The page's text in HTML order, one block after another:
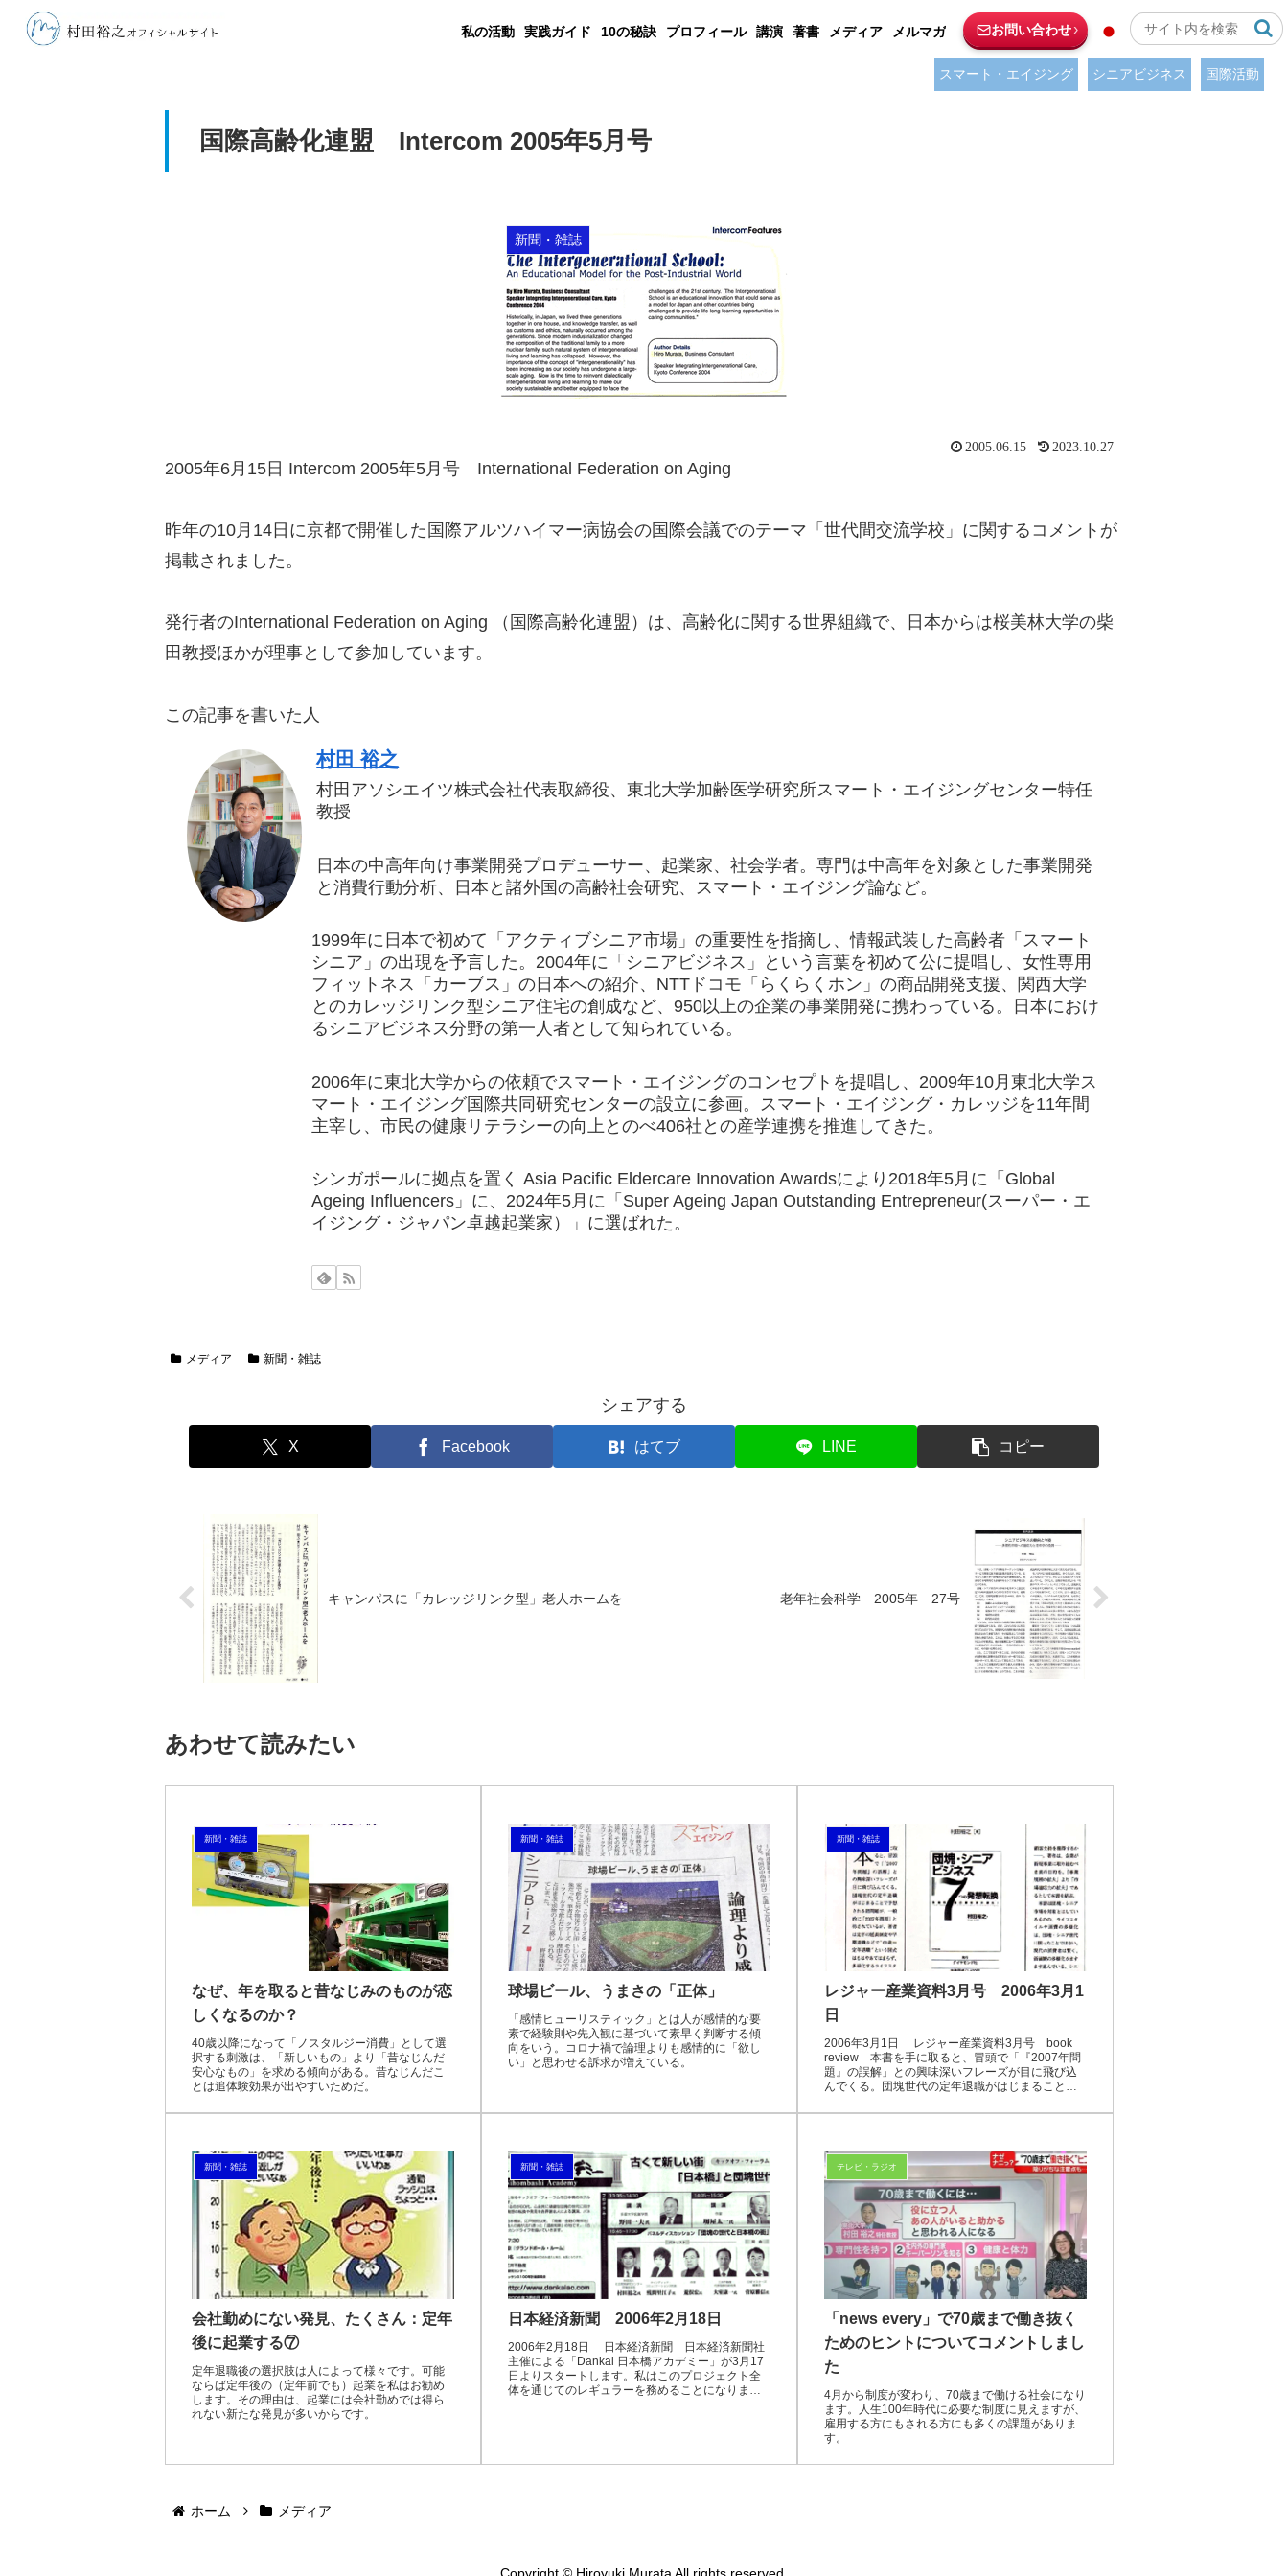
私の活動 実践ガイド 10の秘訣 プロフィール 講演 著書 メディア メルマガ お問い合わせ
スマート・エイジング シニアビジネス 国際活動
国際高齢化連盟 Intercom 2005年5月号
新聞・雑誌
2005.06.15 2023.10.27
2005年6月15日 Intercom 2005年5月号 International Federation on Aging
昨年の10月14日に京都で開催した国際アルツハイマー病協会の国際会議でのテーマ「世代間交流学校」に関するコメントが
掲載されました。
発行者のInternational Federation on Aging （国際高齢化連盟）は、高齢化に関する世界組織で、日本からは桜美林大学の柴
田教授ほかが理事として参加しています。
この記事を書いた人
村田 裕之
村田アソシエイツ株式会社代表取締役、東北大学加齢医学研究所スマート・エイジングセンター特任
教授
日本の中高年向け事業開発プロデューサー、起業家、社会学者。専門は中高年を対象とした事業開発
と消費行動分析、日本と諸外国の高齢社会研究、スマート・エイジング論など。
1999年に日本で初めて「アクティブシニア市場」の重要性を指摘し、情報武装した高齢者「スマート
シニア」の出現を予言した。2004年に「シニアビジネス」という言葉を初めて公に提唱し、女性専用
フィットネス「カーブス」の日本への紹介、NTTドコモ「らくらくホン」の商品開発支援、関西大学
とのカレッジリンク型シニア住宅の創成など、950以上の企業の事業開発に携わっている。日本におけ
るシニアビジネス分野の第一人者として知られている。
2006年に東北大学からの依頼でスマート・エイジングのコンセプトを提唱し、2009年10月東北大学ス
マート・エイジング国際共同研究センターの設立に参画。スマート・エイジング・カレッジを11年間
主宰し、市民の健康リテラシーの向上とのべ406社との産学連携を推進してきた。
シンガポールに拠点を置く Asia Pacific Eldercare Innovation Awardsにより2018年5月に「Global
Ageing Influencers」に、2024年5月に「Super Ageing Japan Outstanding Entrepreneur(スーパー・エ
イジング・ジャパン卓越起業家）」に選ばれた。
メディア 新聞・雑誌
シェアする
X Facebook はてブ LINE コピー
キャンパスに「カレッジリンク型」老人ホームを 老年社会科学 2005年 27号
あわせて読みたい
新聞・雑誌
なぜ、年を取ると昔なじみのものが恋
しくなるのか？
40歳以降になって「ノスタルジー消費」として選
択する刺激は、「新しいもの」より「昔なじんだ
安心なもの」を求める傾向がある。昔なじんだこ
とは追体験効果が出やすいためだ。
新聞・雑誌
球場ビール、うまさの「正体」
「感情ヒューリスティック」とは人が感情的な要
素で経験則や先入観に基づいて素早く判断する傾
向をいう。コロナ禍で論理よりも感情的に「欲し
い」と思わせる訴求が増えている。
新聞・雑誌
レジャー産業資料3月号 2006年3月1
日
2006年3月1日 レジャー産業資料3月号 book
review 本書を手に取ると、冒頭で「『2007年問
題』の誤解」との興味深いフレーズが目に飛び込
んでくる。団塊世代の定年退職がはじまることで
新聞・雑誌
会社勤めにない発見、たくさん：定年
後に起業する⑦
定年退職後の選択肢は人によって様々です。可能
ならば定年後の（定年前でも）起業を私はお勧め
します。その理由は、起業には会社勤めでは得ら
れない新たな発見が多いからです。
新聞・雑誌
日本経済新聞 2006年2月18日
2006年2月18日 日本経済新聞 日本経済新聞社
主催による「Dankai 日本橋アカデミー」が3月17
日よりスタートします。私はこのプロジェクト全
体を通じてのレギュラーを務めることになりまし
テレビ・ラジオ
「news every」で70歳まで働き抜く
ためのヒントについてコメントしまし
た
4月から制度が変わり、70歳まで働ける社会になり
ます。人生100年時代に必要な制度に見えますが、
雇用する方にもされる方にも多くの課題がありま
す。
ホーム メディア